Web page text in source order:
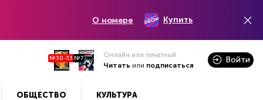
О номере Купить
№30-33 №7
Онлайн или печатный
Читать или подписаться
Войти
ОБЩЕСТВО КУЛЬТУРА